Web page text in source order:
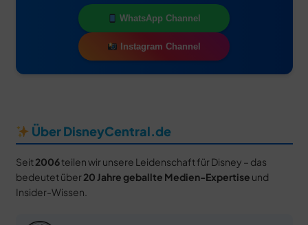
WhatsApp Channel
Instagram Channel
Über DisneyCentral.de
Seit 2006teilen wir unsere Leidenschaft für Disney – das
bedeutet über 20 Jahre geballte Medien-Expertise und
Insider-Wissen.